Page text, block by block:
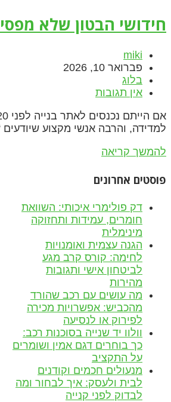
חידושי הבטון שלא
miki
פברואר 10, 2026
בלוג
אין תגובות
למדידה, והרבה אנשי מקצוע
להמשך קריאה
פוסטים אחרונים
דק פולימרי איכותי: השוואת
חומרים, עמידות ותחזוקה
מינימלית
הגנה עצמית ואומנויות
לחימה: קורס קרב מגע
לביטחון אישי ותגובות
מהירות
מה עושים עם רכב שהורד
מהכביש: אפשרויות מכירה
לפירוק או לנסיעה
וולוו יד שנייה בסוכנות רכב:
כך בוחרים דגם אמין ושומרים
על התקציב
מנעולים חכמים וקודנים
לבית ולעסק: איך לבחור ומה
לבדוק לפני קנייה